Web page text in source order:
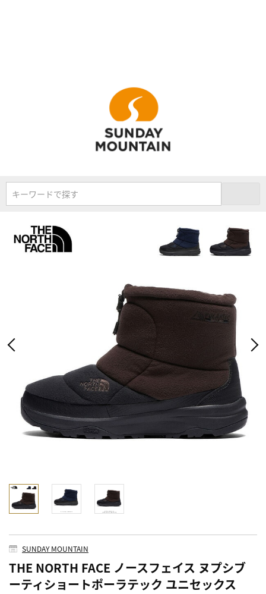
キーワードで探す
SUNDAY MOUNTAIN
THE NORTH FACE ノースフェイス ヌプシブ
ーティショートポーラテック ユニセックス